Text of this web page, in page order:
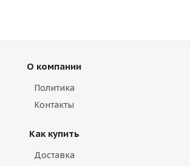
О компании
Политика
Контакты
Как купить
Доставка